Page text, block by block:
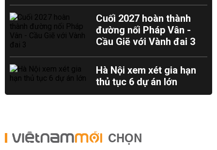
Cuối 2027 hoàn thành
đường nối Pháp Vân -
Cầu Giẽ với Vành đai 3
Hà Nội xem xét gia hạn
thủ tục 6 dự án lớn
CHỌN